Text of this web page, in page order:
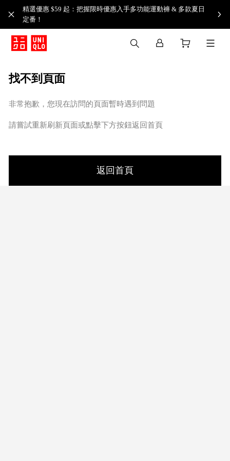
精選優惠 $59 起：把握限時優惠入手多功能運動褲 & 多款夏日
定番！​
找不到頁面
非常抱歉，您現在訪問的頁面暫時遇到問題
請嘗試重新刷新頁面或點擊下方按鈕返回首頁
返回首頁